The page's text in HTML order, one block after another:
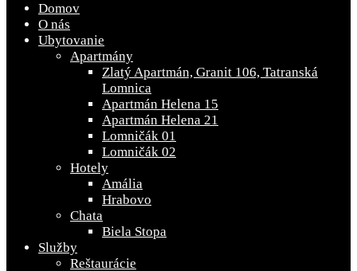
Domov
O nás
Ubytovanie
Apartmány
Zlatý Apartmán, Granit 106, Tatranská
Lomnica
Apartmán Helena 15
Apartmán Helena 21
Lomničák 01
Lomničák 02
Hotely
Amália
Hrabovo
Chata
Biela Stopa
Služby
Reštaurácie